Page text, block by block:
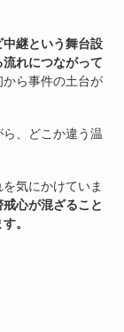
継という舞台設
れにつながって
ら事件の土台が
、どこか違う温
気にかけていま
心が混ざること
。